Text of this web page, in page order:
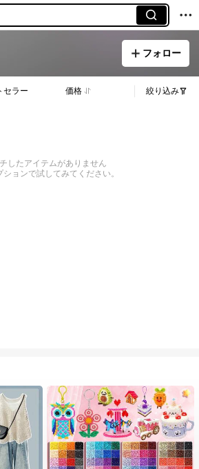
フォロー
セラー 価格 絞り込み
したアイテムがありません
ションで試してみてください。